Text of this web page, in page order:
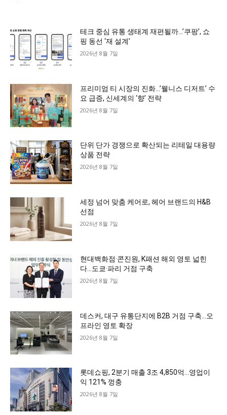
테크 중심 유통 생태계 재편될까…’쿠팡’, 쇼
핑 동선 ‘재 설계’
2026년 8월 7일
프리미엄 티 시장의 진화…’웰니스 디저트’ 수
요 급증, 신세계의 ‘향’ 전략
2026년 8월 7일
단위 단가 경쟁으로 확산되는 리테일 대용량
상품 전략
2026년 8월 7일
세정 넘어 맞춤 케어로, 헤어 브랜드의 H&B
선점
2026년 8월 7일
현대백화점·콘진원, K패션 해외 영토 넓힌
다…도쿄·파리 거점 구축
2026년 8월 7일
데스커, 대구 유통단지에 B2B 거점 구축…오
프라인 영토 확장
2026년 8월 7일
롯데쇼핑, 2분기 매출 3조 4,850억…영업이
익 121% 껑충
2026년 8월 7일